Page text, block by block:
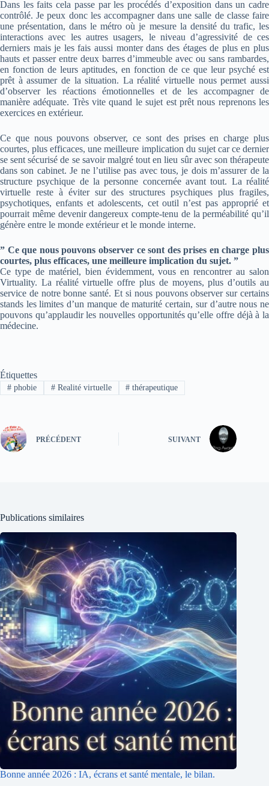
Dans les faits cela passe par les procédés d’exposition dans un cadre
contrôlé. Je peux donc les accompagner dans une salle de classe faire
une présentation, dans le métro où je mesure la densité du trafic, les
interactions avec les autres usagers, le niveau d’agressivité de ces
derniers mais je les fais aussi monter dans des étages de plus en plus
hauts et passer entre deux barres d’immeuble avec ou sans rambardes,
en fonction de leurs aptitudes, en fonction de ce que leur psyché est
prêt à assumer de la situation. La réalité virtuelle nous permet aussi
d’observer les réactions émotionnelles et de les accompagner de
manière adéquate. Très vite quand le sujet est prêt nous reprenons les
exercices en extérieur.
Ce que nous pouvons observer, ce sont des prises en charge plus
courtes, plus efficaces, une meilleure implication du sujet car ce dernier
se sent sécurisé de se savoir malgré tout en lieu sûr avec son thérapeute
dans son cabinet. Je ne l’utilise pas avec tous, je dois m’assurer de la
structure psychique de la personne concernée avant tout. La réalité
virtuelle reste à éviter sur des structures psychiques plus fragiles,
psychotiques, enfants et adolescents, cet outil n’est pas approprié et
pourrait même devenir dangereux compte-tenu de la perméabilité qu’il
génère entre le monde extérieur et le monde interne.
” Ce que nous pouvons observer ce sont des prises en charge plus
courtes, plus efficaces, une meilleure implication du sujet. ”
Ce type de matériel, bien évidemment, vous en rencontrer au salon
Virtuality. La réalité virtuelle offre plus de moyens, plus d’outils au
service de notre bonne santé. Et si nous pouvons observer sur certains
stands les limites d’un manque de maturité certain, sur d’autre nous ne
pouvons qu’applaudir les nouvelles opportunités qu’elle offre déjà à la
médecine.
Étiquettes
#phobie #Realité virtuelle # thérapeutique
PRÉCÉDENT SUIVANT
Publications similaires
Bonne année 2026 : IA, écrans et santé mentale, le bilan.